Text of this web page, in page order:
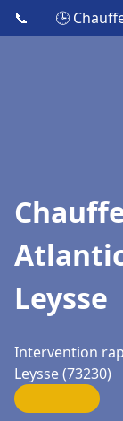
📞 🕒
Leysse
Intervention
Leysse (73230)